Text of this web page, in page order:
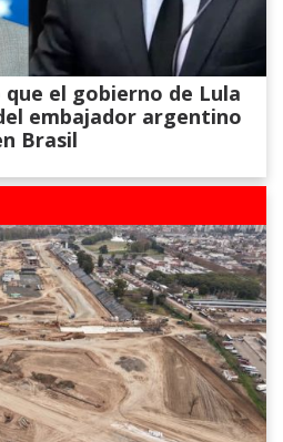
el gobierno de Lula
embajador argentino
Brasil